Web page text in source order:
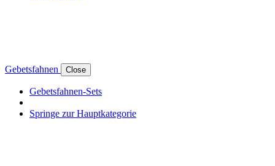
Gebetsfahnen Close
Gebetsfahnen-Sets
Springe zur Hauptkategorie